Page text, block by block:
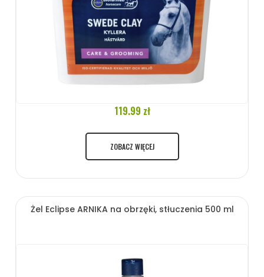
119.99 zł
ZOBACZ WIĘCEJ
Żel Eclipse ARNIKA na obrzęki, stłuczenia 500 ml